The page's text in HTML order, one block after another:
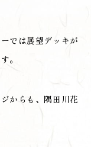
では展望デッキが
。
からも、隅田川花